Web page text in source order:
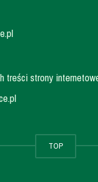
treści strony
TOP